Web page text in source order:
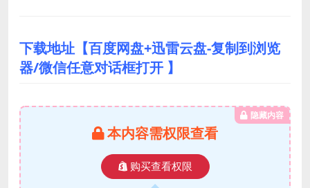
下载地址【百度网盘+迅雷云盘-复制到浏览
器/微信任意对话框打开 】
隐藏内容
本内容需权限查看
购买查看权限